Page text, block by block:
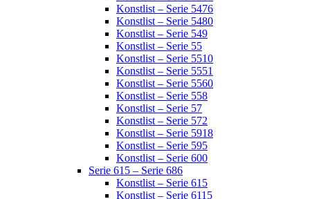
Konstlist – Serie 5476
Konstlist – Serie 5480
Konstlist – Serie 549
Konstlist – Serie 55
Konstlist – Serie 5510
Konstlist – Serie 5551
Konstlist – Serie 5560
Konstlist – Serie 558
Konstlist – Serie 57
Konstlist – Serie 572
Konstlist – Serie 5918
Konstlist – Serie 595
Konstlist – Serie 600
Serie 615 – Serie 686
Konstlist – Serie 615
Konstlist – Serie 6115